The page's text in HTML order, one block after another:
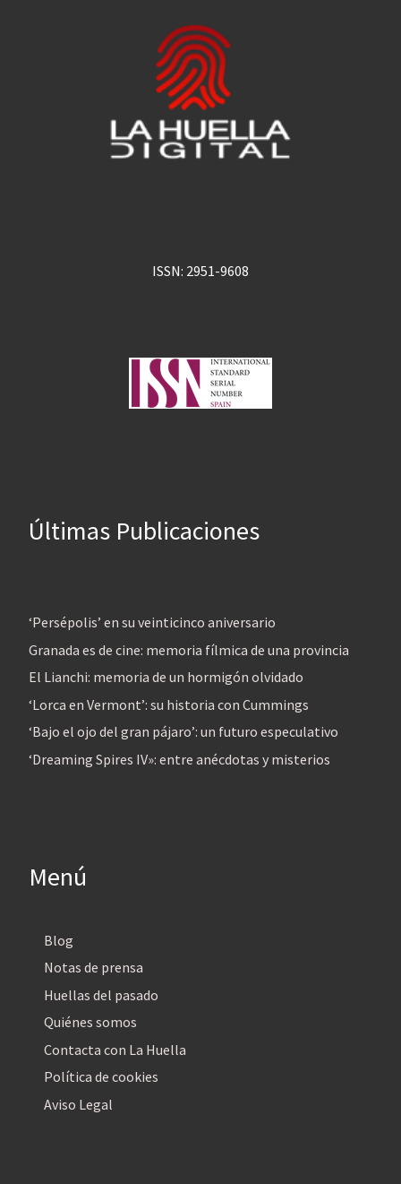
ISSN: 2951-9608
Últimas Publicaciones
‘Persépolis’ en su veinticinco aniversario
Granada es de cine: memoria fílmica de una provincia
El Lianchi: memoria de un hormigón olvidado
‘Lorca en Vermont’: su historia con Cummings
‘Bajo el ojo del gran pájaro’: un futuro especulativo
‘Dreaming Spires IV»: entre anécdotas y misterios
Menú
Blog
Notas de prensa
Huellas del pasado
Quiénes somos
Contacta con La Huella
Política de cookies
Aviso Legal